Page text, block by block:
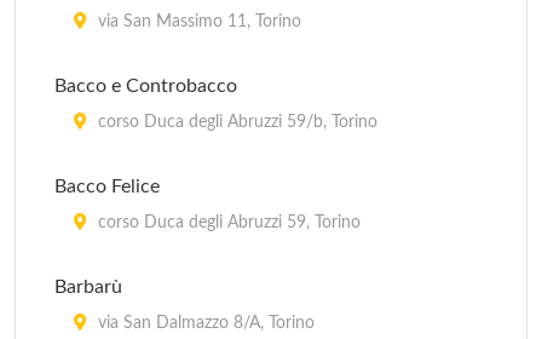
via San Massimo 11, Torino
Bacco e Controbacco
corso Duca degli Abruzzi 59/b, Torino
Bacco Felice
corso Duca degli Abruzzi 59, Torino
Barbarù
via San Dalmazzo 8/A, Torino